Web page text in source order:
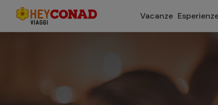
Vacanze